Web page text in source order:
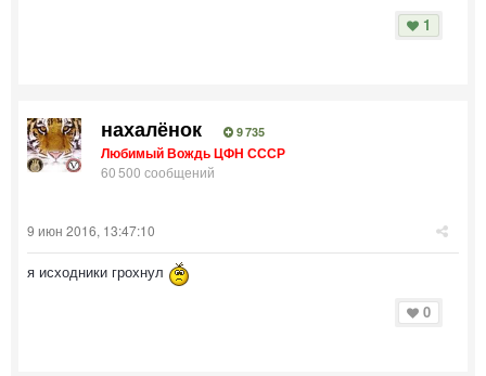
1
нахалёнок 9 735
Любимый Вождь ЦФН СССР
60 500 сообщений
9 июн 2016, 13:47:10
я исходники грохнул
0